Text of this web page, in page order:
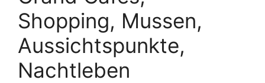
Shopping, Mussen,
Aussichtspunkte,
Nachtleben